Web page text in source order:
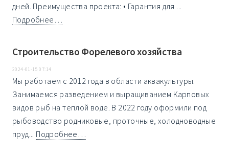
дней. Преимущества проекта: • Гарантия для ...
Подробнее…
Строительство Форелевого хозяйства
2024-01-15 07:14
Мы работаем с 2012 года в области аквакультуры.
Занимаемся разведением и выращиванием Карповых
видов рыб на теплой воде. В 2022 году оформили под
рыбоводство родниковые, проточные, холодноводные
пруд... Подробнее…